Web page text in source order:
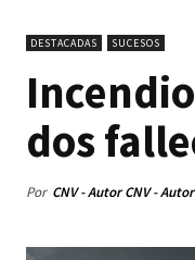
DESTACADAS SUCESOS
dos
Por CNV - Autor CNV - Autor